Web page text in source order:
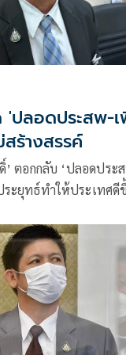
ปลอดประสพ-เ
สร้างสรรค์
ตอกกลับ ‘ปลอดประ
ะยุทธ์ทำให้ประเทศดี
ลื่อนไหว